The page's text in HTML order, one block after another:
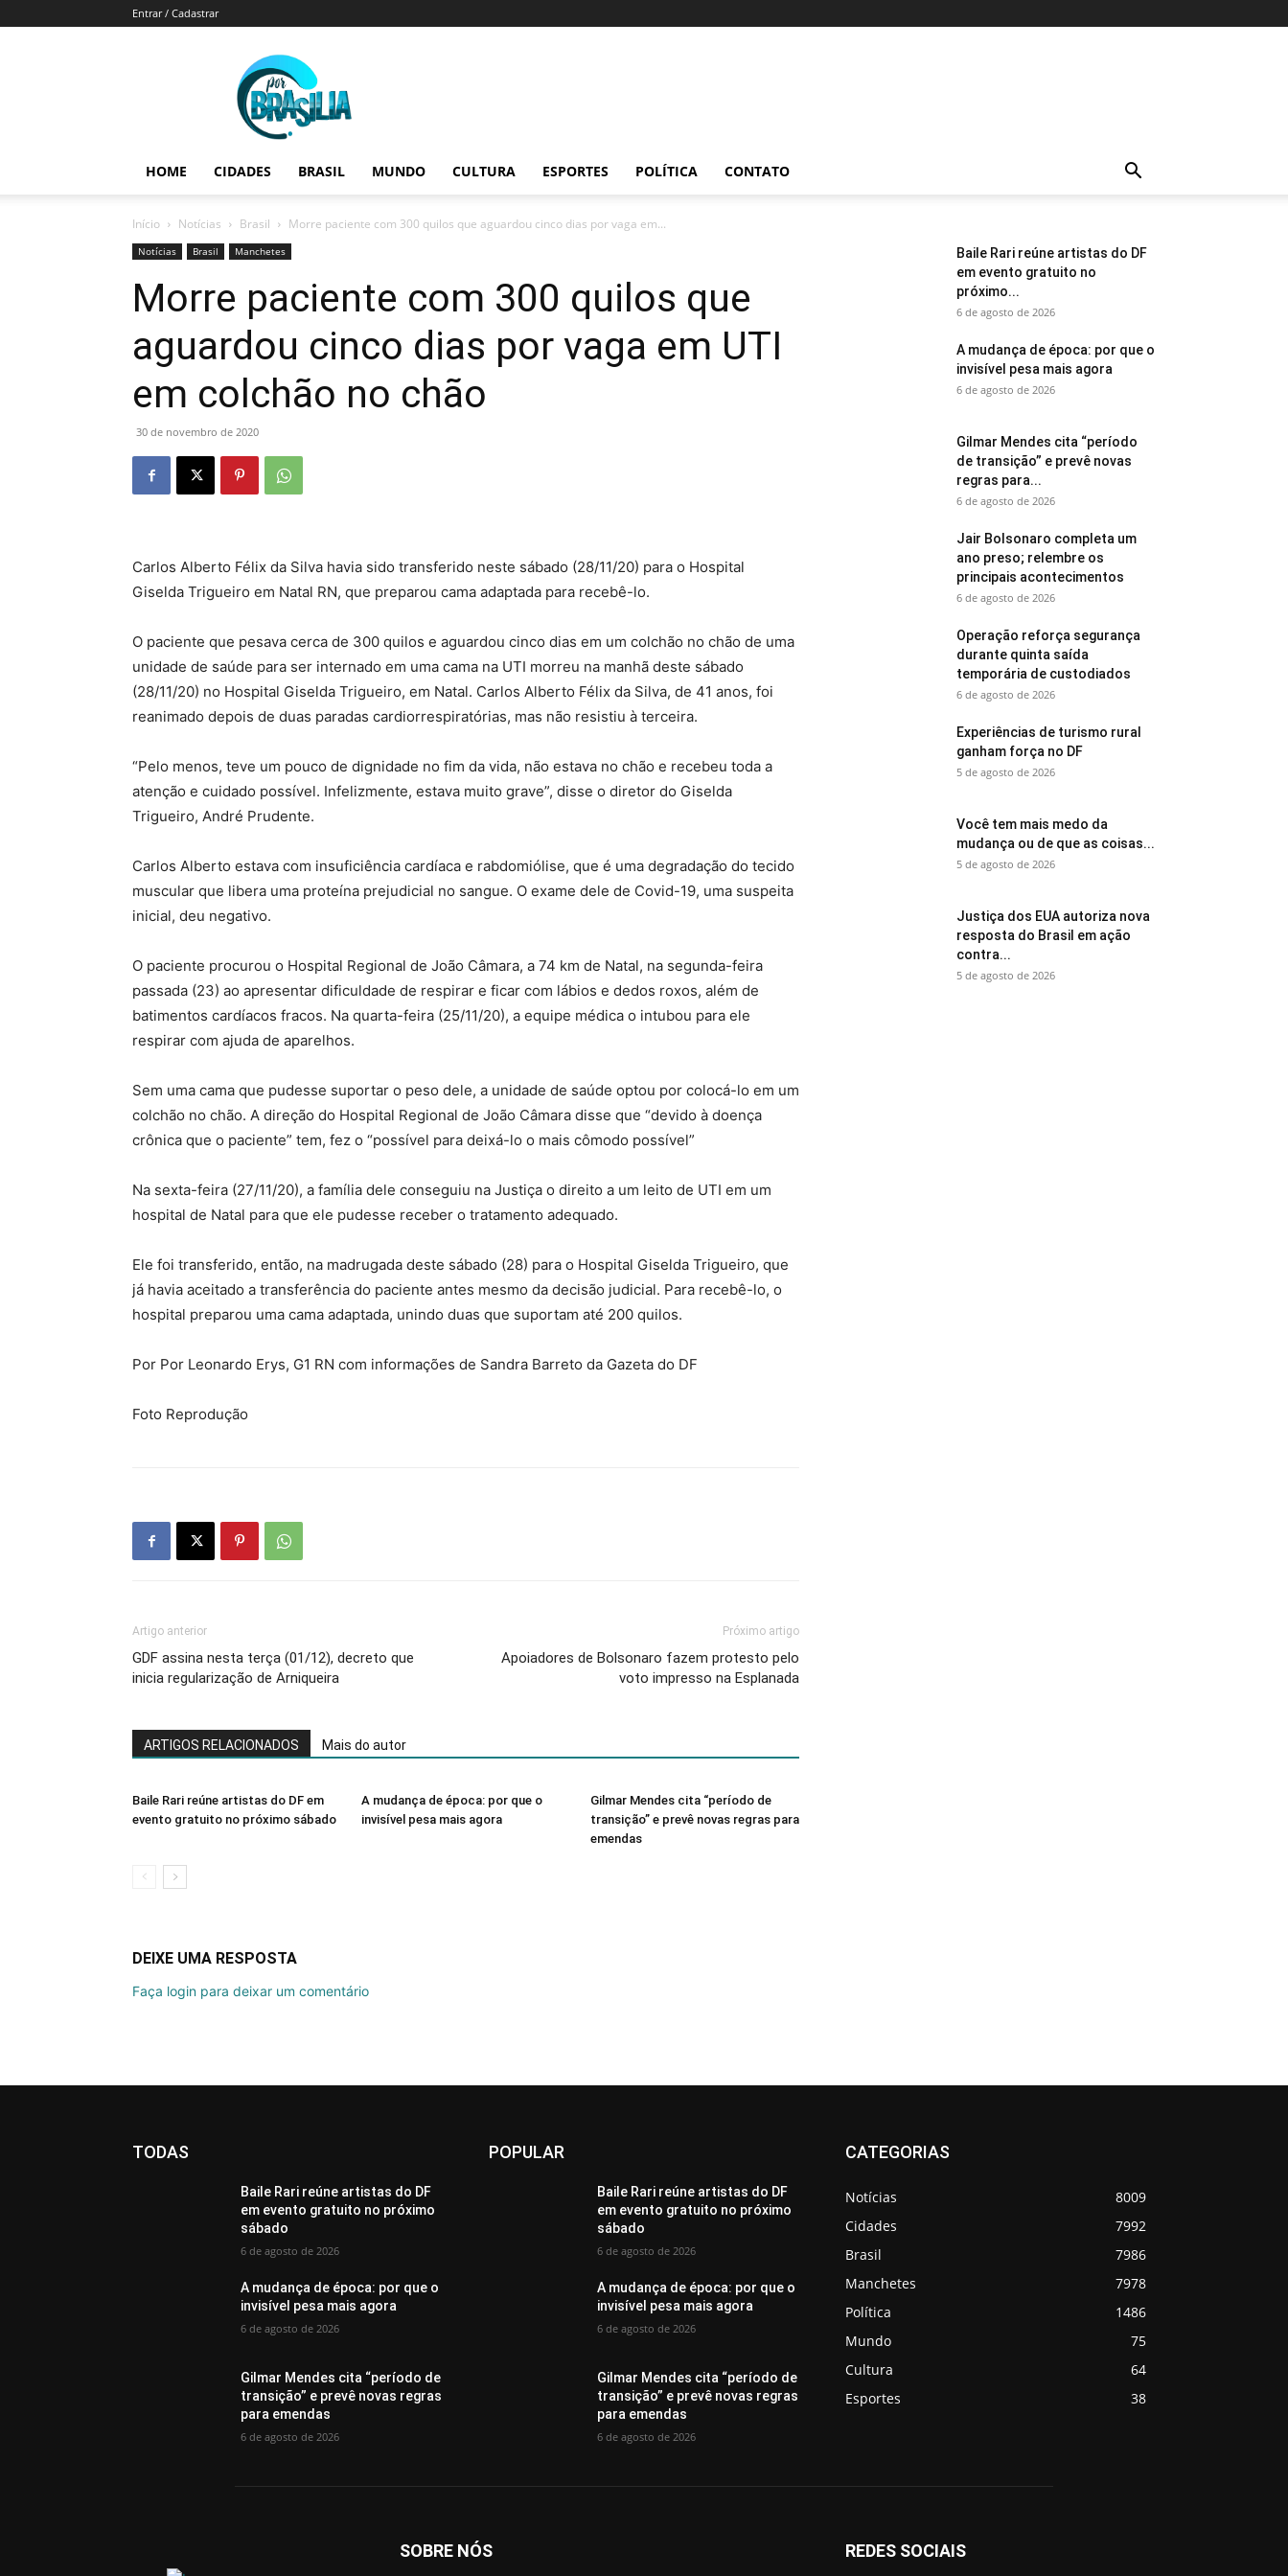
Entrar / Cadastrar
Por
Brasília
HOME CIDADES BRASIL MUNDO CULTURA ESPORTES POLÍTICA CONTATO
Início Notícias Brasil Morre paciente com 300 quilos que aguardou cinco dias por vaga em...
Notícias Brasil Manchetes
Morre paciente com 300 quilos que
aguardou cinco dias por vaga em UTI
em colchão no chão
30 de novembro de 2020
Carlos Alberto Félix da Silva havia sido transferido neste sábado (28/11/20) para o Hospital
Giselda Trigueiro em Natal RN, que preparou cama adaptada para recebê-lo.
O paciente que pesava cerca de 300 quilos e aguardou cinco dias em um colchão no chão de uma
unidade de saúde para ser internado em uma cama na UTI morreu na manhã deste sábado
(28/11/20) no Hospital Giselda Trigueiro, em Natal. Carlos Alberto Félix da Silva, de 41 anos, foi
reanimado depois de duas paradas cardiorrespiratórias, mas não resistiu à terceira.
“Pelo menos, teve um pouco de dignidade no fim da vida, não estava no chão e recebeu toda a
atenção e cuidado possível. Infelizmente, estava muito grave”, disse o diretor do Giselda
Trigueiro, André Prudente.
Carlos Alberto estava com insuficiência cardíaca e rabdomiólise, que é uma degradação do tecido
muscular que libera uma proteína prejudicial no sangue. O exame dele de Covid-19, uma suspeita
inicial, deu negativo.
O paciente procurou o Hospital Regional de João Câmara, a 74 km de Natal, na segunda-feira
passada (23) ao apresentar dificuldade de respirar e ficar com lábios e dedos roxos, além de
batimentos cardíacos fracos. Na quarta-feira (25/11/20), a equipe médica o intubou para ele
respirar com ajuda de aparelhos.
Sem uma cama que pudesse suportar o peso dele, a unidade de saúde optou por colocá-lo em um
colchão no chão. A direção do Hospital Regional de João Câmara disse que “devido à doença
crônica que o paciente” tem, fez o “possível para deixá-lo o mais cômodo possível”
Na sexta-feira (27/11/20), a família dele conseguiu na Justiça o direito a um leito de UTI em um
hospital de Natal para que ele pudesse receber o tratamento adequado.
Ele foi transferido, então, na madrugada deste sábado (28) para o Hospital Giselda Trigueiro, que
já havia aceitado a transferência do paciente antes mesmo da decisão judicial. Para recebê-lo, o
hospital preparou uma cama adaptada, unindo duas que suportam até 200 quilos.
Por Por Leonardo Erys, G1 RN com informações de Sandra Barreto da Gazeta do DF
Foto Reprodução
Artigo anterior
GDF assina nesta terça (01/12), decreto que
inicia regularização de Arniqueira
Próximo artigo
Apoiadores de Bolsonaro fazem protesto pelo
voto impresso na Esplanada
ARTIGOS RELACIONADOS Mais do autor
Baile Rari reúne artistas do DF em
evento gratuito no próximo sábado
A mudança de época: por que o
invisível pesa mais agora
Gilmar Mendes cita “período de
transição” e prevê novas regras para
emendas
DEIXE UMA RESPOSTA
Faça login para deixar um comentário
Baile Rari reúne artistas do DF
em evento gratuito no
próximo...
6 de agosto de 2026
A mudança de época: por que o
invisível pesa mais agora
6 de agosto de 2026
Gilmar Mendes cita “período
de transição” e prevê novas
regras para...
6 de agosto de 2026
Jair Bolsonaro completa um
ano preso; relembre os
principais acontecimentos
6 de agosto de 2026
Operação reforça segurança
durante quinta saída
temporária de custodiados
6 de agosto de 2026
Experiências de turismo rural
ganham força no DF
5 de agosto de 2026
Você tem mais medo da
mudança ou de que as coisas...
5 de agosto de 2026
Justiça dos EUA autoriza nova
resposta do Brasil em ação
contra...
5 de agosto de 2026
TODAS
Baile Rari reúne artistas do DF
em evento gratuito no próximo
sábado
6 de agosto de 2026
A mudança de época: por que o
invisível pesa mais agora
6 de agosto de 2026
Gilmar Mendes cita “período de
transição” e prevê novas regras
para emendas
6 de agosto de 2026
POPULAR
Baile Rari reúne artistas do DF
em evento gratuito no próximo
sábado
6 de agosto de 2026
A mudança de época: por que o
invisível pesa mais agora
6 de agosto de 2026
Gilmar Mendes cita “período de
transição” e prevê novas regras
para emendas
6 de agosto de 2026
CATEGORIAS
Notícias
8009
Cidades
7992
Brasil
7986
Manchetes
7978
Política
1486
Mundo
75
Cultura
64
Esportes
38
SOBRE NÓS REDES SOCIAIS